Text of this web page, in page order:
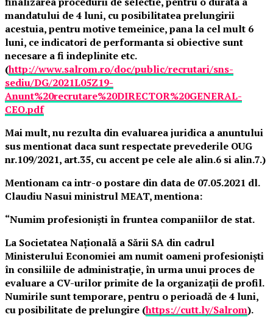
mandatului de 4 luni, cu posibilitatea prelungirii
acestuia, pentru motive temeinice, pana la cel mult 6
luni, ce indicatori de performanta si obiective sunt
necesare a fi indeplinite etc.
(http://www.salrom.ro/doc/public/recrutari/sns-
sediu/DG/2021L05Z19-
Anunt%20recrutare%20DIRECTOR%20GENERAL-
CEO.pdf
Mai mult, nu rezulta din evaluarea juridica a anuntului
sus mentionat daca sunt respectate prevederile OUG
nr.109/2021, art.35, cu accent pe cele ale alin.6 si alin.7.)
Mentionam ca intr-o postare din data de 07.05.2021 dl.
Claudiu Nasui ministrul MEAT, mentiona:
“Numim profesioniști în fruntea companiilor de stat.
La Societatea Națională a Sării SA din cadrul
Ministerului Economiei am numit oameni profesioniști
în consiliile de administrație, în urma unui proces de
evaluare a CV-urilor primite de la organizații de profil.
Numirile sunt temporare, pentru o perioadă de 4 luni,
cu posibilitate de prelungire (https://cutt.ly/Salrom).